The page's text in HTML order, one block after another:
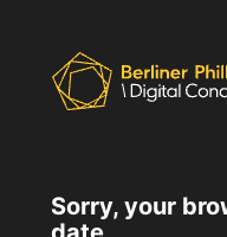
Sorry, your